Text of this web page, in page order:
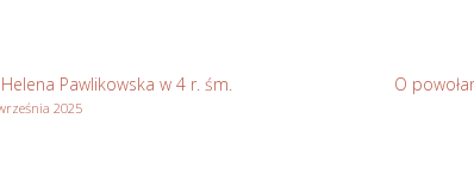
Pawlikowska w 4 r. śm.
2025
O